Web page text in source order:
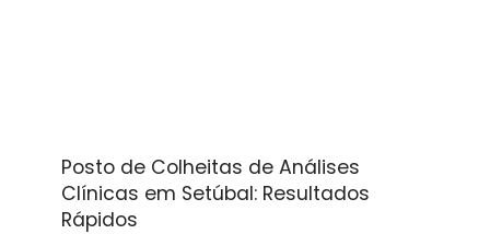
Posto de Colheitas de Análises
Clínicas em Setúbal: Resultados
Rápidos